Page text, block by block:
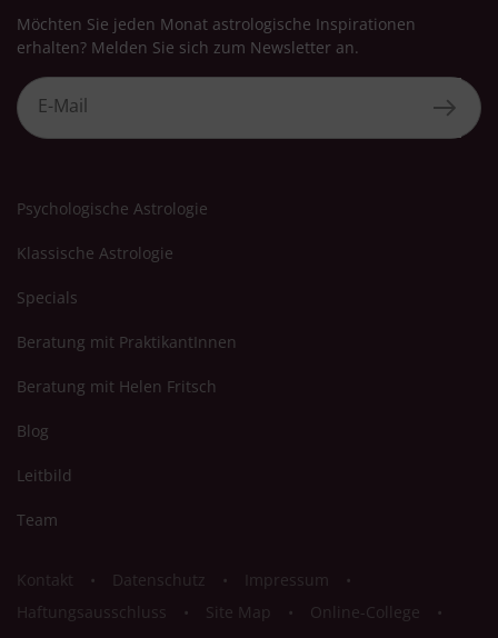
Möchten Sie jeden Monat astrologische Inspirationen
erhalten? Melden Sie sich zum Newsletter an.
Psychologische Astrologie
Klassische Astrologie
Specials
Beratung mit PraktikantInnen
Beratung mit Helen Fritsch
Blog
Leitbild
Team
Kontakt Datenschutz
Impressum
Haftungsausschluss
Site Map
Online-College